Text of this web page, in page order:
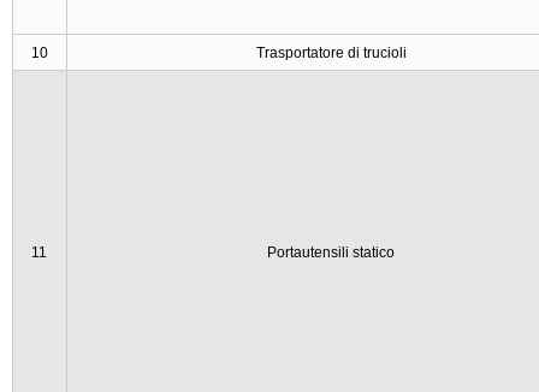
10 Trasportatore di trucioli
11 Portautensili statico